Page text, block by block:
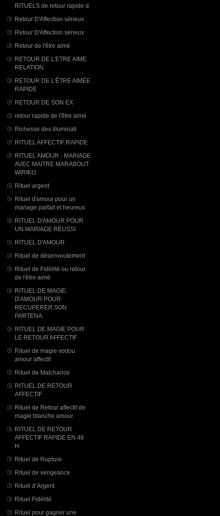
RITUELS de retour rapide d
Retour D'Affection sérieux
Retour D'Affection sérieux
Retour de l'être aimé
RETOUR DE L'ETRE AIME
RELATION
RETOUR DE L'ÊTRE AIMÉE
RAPIDE
RETOUR DE SON EX
retour rapide de l'être aimé
Richesse des illuminati
RITUEL AFFECTIF RAPIDE
RITUEL AMOUR - MARIAGE
AVEC MAITRE MARABOUT
WIRIKO
Rituel argent
Rituel d'amour pour un
mariage parfait et heureux
RITUEL D'AMOUR POUR
UN MARIAGE RÉUSSI
RITUEL D'AMOUR
Rituel de désenvoutement
Rituel de Fidélité ou retour
de l'être aimé
RITUEL DE MAGIE
D'AMOUR POUR
RECUPERER SON
PARTENA
RITUEL DE MAGIE POUR
LE RETOUR AFFECTIF
Rituel de magie vodou
amour affectif
Rituel de Malchance
RITUEL DE RETOUR
AFFECTIF
Rituel de Retour affectif de
magie blanche amour
RITUEL DE RETOUR
AFFECTIF RAPIDE EN 48
H
Rituel de Rupture
Rituel de vengeance
Rituel d’Argent
Rituel Fidélité
Rituel pour gagner une